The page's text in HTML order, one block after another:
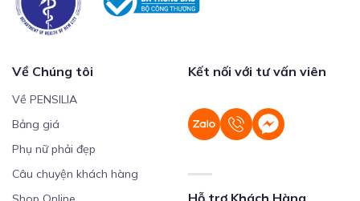
Về Chúng tôi
Về PENSILIA
Bảng giá
Phụ nữ phải đẹp
Câu chuyện khách hàng
Kết nối với tư vấn viên
Hỗ trợ Khách Hàng